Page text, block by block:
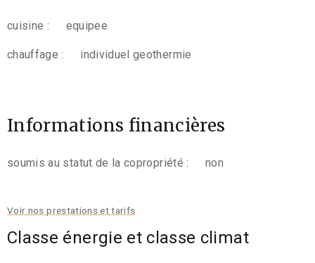
cuisine : equipee
chauffage : individuel geothermie
Informations financières
soumis au statut de la copropriété : non
Voir nos prestations et tarifs
Classe énergie et classe climat